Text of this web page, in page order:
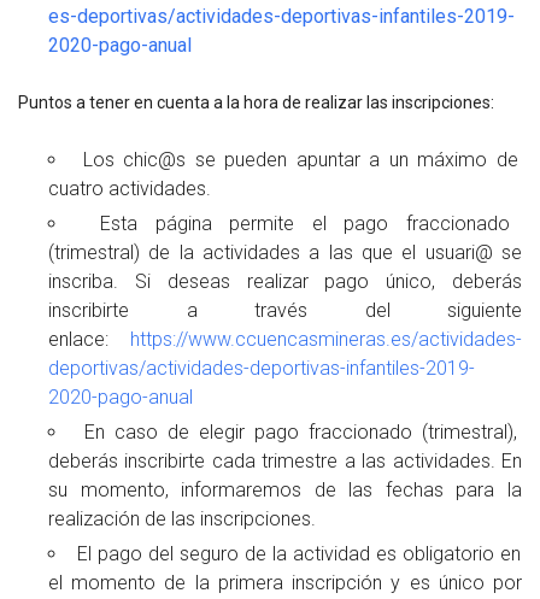
es-deportivas/actividades-deportivas-infantiles-2019-
2020-pago-anual
Puntos a tener en cuenta a la hora de realizar las inscripciones:
Los chic@s se pueden apuntar a un máximo de
cuatro actividades.
Esta página permite el pago fraccionado
(trimestral) de la actividades a las que el usuari@ se
inscriba. Si deseas realizar pago único, deberás
inscribirte a través del siguiente
enlace: https://www.ccuencasmineras.es/actividades-
deportivas/actividades-deportivas-infantiles-2019-
2020-pago-anual
En caso de elegir pago fraccionado (trimestral),
deberás inscribirte cada trimestre a las actividades. En
su momento, informaremos de las fechas para la
realización de las inscripciones.
El pago del seguro de la actividad es obligatorio en
el momento de la primera inscripción y es único por